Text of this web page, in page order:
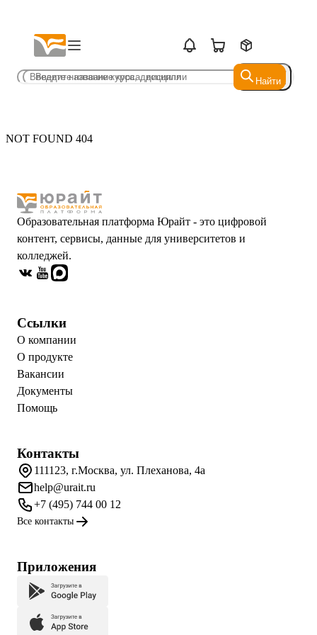
Найти
Найти
NOT FOUND 404
Образовательная платформа Юрайт - это цифровой
контент, сервисы, данные для университетов и
колледжей.
Ссылки
О компании
О продукте
Вакансии
Документы
Помощь
Контакты
111123, г.Москва, ул. Плеханова, 4а
help@urait.ru
+7 (495) 744 00 12
Все контакты
Приложения